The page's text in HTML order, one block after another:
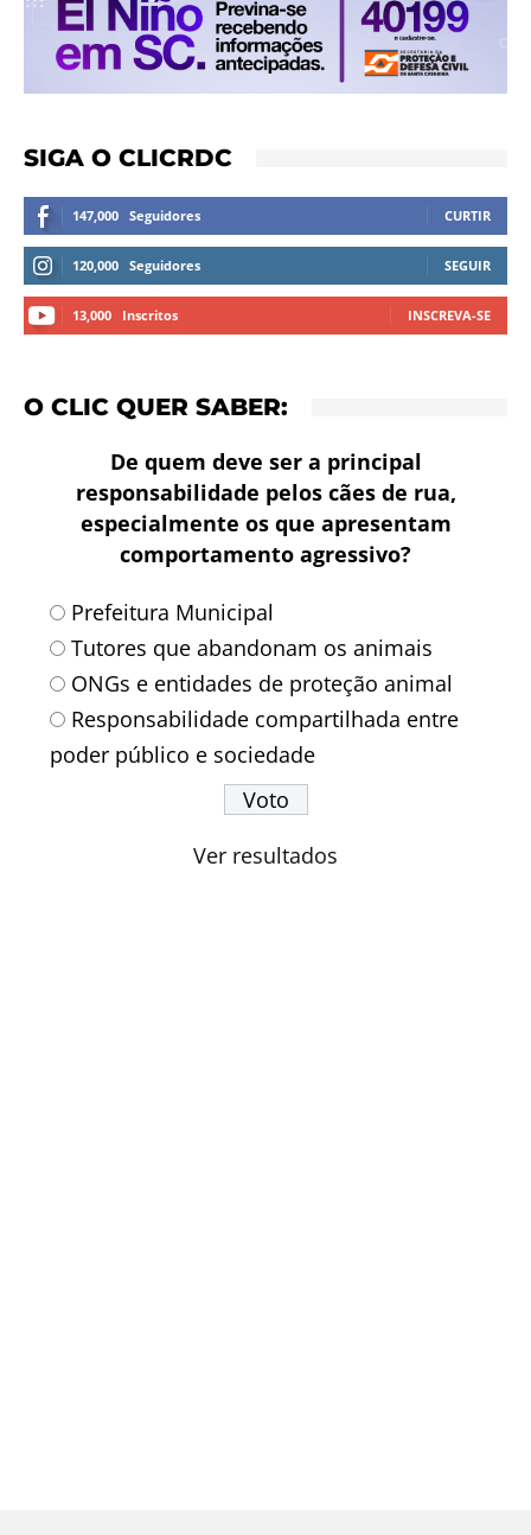
SIGA O CLICRDC
147,000 Seguidores CURTIR
120,000 Seguidores SEGUIR
13,000 Inscritos INSCREVA-SE
O CLIC QUER SABER:
De quem deve ser a principal
responsabilidade pelos cães de rua,
especialmente os que apresentam
comportamento agressivo?
Prefeitura Municipal
Tutores que abandonam os animais
ONGs e entidades de proteção animal
Responsabilidade compartilhada entre
poder público e sociedade
Ver resultados